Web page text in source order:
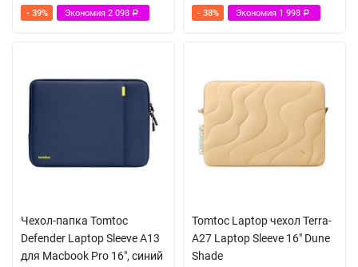
- 39% Экономия 2 098 Р - 38% Экономия 1 998 Р
Чехол-папка Tomtoc
Defender Laptop Sleeve A13
для Macbook Pro 16", синий
Tomtoc Laptop чехол Terra-
A27 Laptop Sleeve 16" Dune
Shade